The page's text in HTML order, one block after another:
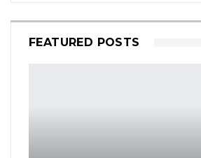
FEATURED POSTS